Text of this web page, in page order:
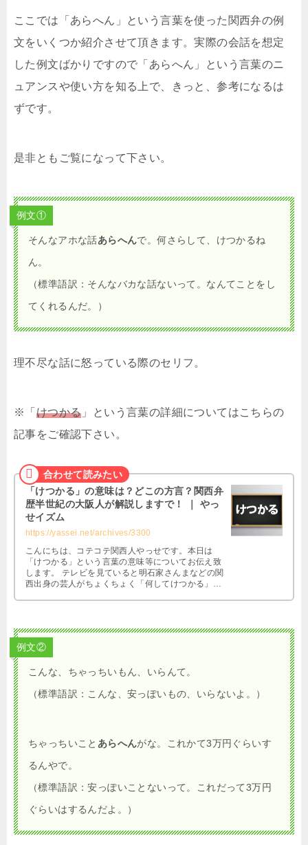
ここでは「あらへん」という言葉を使った関西弁の例
文をいくつか紹介させて頂きます。実際の会話を想定
した例文ばかりですので「あらへん」という言葉のニ
ュアンスや使い方を知る上で、きっと、参考になるは
ずです。
是非ともご覧になって下さい。
例文①
そんなアホな話あらへんで。何さらして、けつかるね
ん。
（標準語訳：そんなバカな話ないって。なんてことをし
てくれるんだ。）
理不尽な話に怒っている際のセリフ。
※「 けつかる 」という言葉の詳細についてはこちらの
記事をご確認下さい。
「けつかる」の意味は？どこの方言？関西弁
歴半世紀の大阪人が解説しますで！ ｜ やっ
せイズム
https://yassei.net/archives/3300
こんにちは、コテコテ関西人やっせです。本日は
「けつかる」という言葉の意味等についてお伝え致
します。 テレビを見ていると明石家さんまなどの関
西出身の芸人がちょくちょく「何してけつかる」な
例文②
こんな、ちゃっちいもん、いらんて。
（標準語訳：こんな、安っぽいもの、いらないよ。）
ちゃっちいこと あらへんがな。これかて3万円ぐらいす
るんやで。
（標準語訳：安っぽいことないって。これだって3万円
ぐらいはするんだよ。）